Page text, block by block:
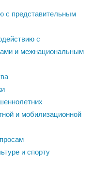
с представительным
с
и межнациональным
и мобилизационной
и спорту